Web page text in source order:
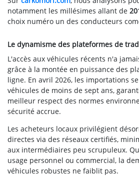
notamment les millésimes allant de
choix numéro un des conducteurs
Le dynamisme des plateformes de
L'accès aux véhicules récents n'a
grâce à la montée en puissance des
ligne. En avril 2026, les importations
véhicules de moins de sept ans,
meilleur respect des normes
sécurité accrue.
Les acheteurs locaux privilégient
directes via des réseaux certifiés,
aux intermédiaires peu scrupuleux.
usage personnel ou commercial, la
véhicules robustes ne faiblit pas.